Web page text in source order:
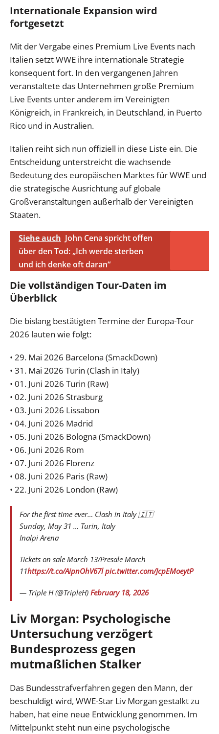
Internationale Expansion wird
fortgesetzt
Mit der Vergabe eines Premium Live Events nach
Italien setzt WWE ihre internationale Strategie
konsequent fort. In den vergangenen Jahren
veranstaltete das Unternehmen große Premium
Live Events unter anderem im Vereinigten
Königreich, in Frankreich, in Deutschland, in Puerto
Rico und in Australien.
Italien reiht sich nun offiziell in diese Liste ein. Die
Entscheidung unterstreicht die wachsende
Bedeutung des europäischen Marktes für WWE und
die strategische Ausrichtung auf globale
Großveranstaltungen außerhalb der Vereinigten
Staaten.
Siehe auch John Cena spricht offen
über den Tod: „Ich werde sterben
und ich denke oft daran“
Die vollständigen Tour-Daten im
Überblick
Die bislang bestätigten Termine der Europa-Tour
2026 lauten wie folgt:
• 29. Mai 2026 Barcelona (SmackDown)
• 31. Mai 2026 Turin (Clash in Italy)
• 01. Juni 2026 Turin (Raw)
• 02. Juni 2026 Strasburg
• 03. Juni 2026 Lissabon
• 04. Juni 2026 Madrid
• 05. Juni 2026 Bologna (SmackDown)
• 06. Juni 2026 Rom
• 07. Juni 2026 Florenz
• 08. Juni 2026 Paris (Raw)
• 22. Juni 2026 London (Raw)
For the first time ever… Clash in Italy 🇮🇹
Sunday, May 31 … Turin, Italy
Inalpi Arena
Tickets on sale March 13/Presale March
11https://t.co/AipnOhV67l pic.twitter.com/JcpEMoeytP
— Triple H (@TripleH) February 18, 2026
Liv Morgan: Psychologische
Untersuchung verzögert
Bundesprozess gegen
mutmaßlichen Stalker
Das Bundesstrafverfahren gegen den Mann, der
beschuldigt wird, WWE-Star Liv Morgan gestalkt zu
haben, hat eine neue Entwicklung genommen. Im
Mittelpunkt steht nun eine psychologische